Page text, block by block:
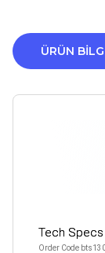
ÜRÜN
Tech Specs
Order Code